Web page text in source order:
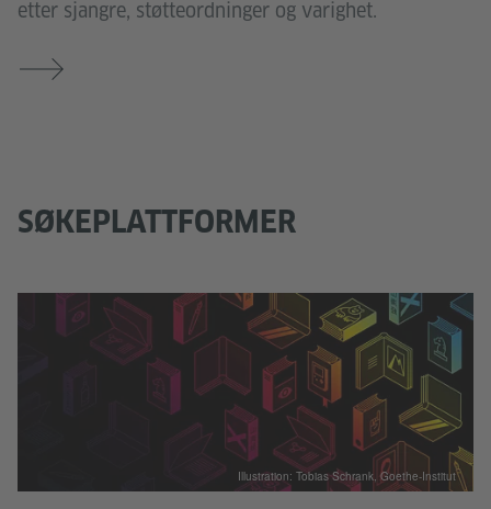
etter sjangre, støtteordninger og varighet.
SØKEPLATTFORMER
Illustration: Tobias Schrank, Goethe-Institut